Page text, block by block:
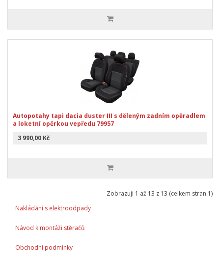
Autopotahy tapi dacia duster III s děleným zadním opěradlem
a loketní opěrkou vepředu 79957
3 990,00 Kč
Zobrazuji 1 až 13 z 13 (celkem stran 1)
Nakládání s elektroodpady
Návod k montáži stěračů
Obchodní podmínky